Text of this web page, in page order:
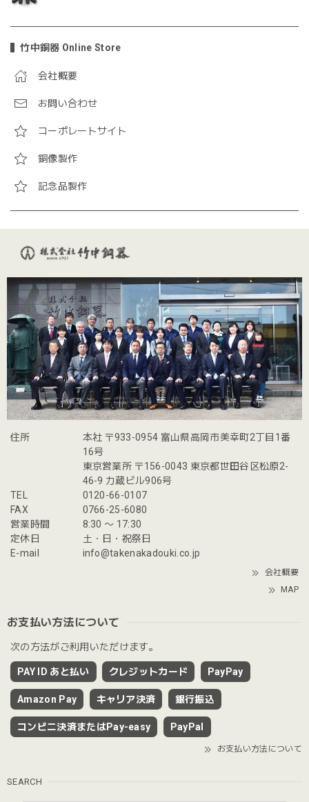
竹中銅器 Online Store
会社概要
お問い合わせ
コーポレートサイト
銅像製作
記念品製作
住所
本社 〒933-0954 富山県高岡市美幸町2丁目1番
16号
東京営業所 〒156-0043 東京都世田谷区松原2-
46-9 力蔵ビル906号
TEL
0120-66-0107
FAX
0766-25-6080
営業時間
8:30 〜 17:30
定休日
土・日・祝祭日
E-mail
info@takenakadouki.co.jp
会社概要
MAP
お支払い方法について
次の方法がご利用いただけます。
PAY ID あと払い クレジットカード PayPay
Amazon Pay キャリア決済 銀行振込
コンビニ決済またはPay-easy PayPal
お支払い方法について
SEARCH